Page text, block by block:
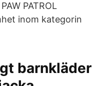
PATROL
inom kategorin
barnkläder